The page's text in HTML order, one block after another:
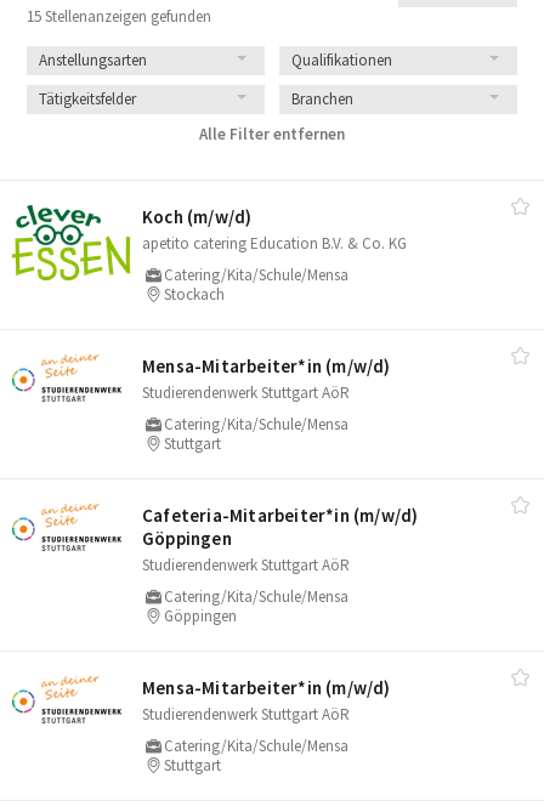
15 Stellenanzeigen gefunden
Anstellungsarten
Qualifikationen
Tätigkeitsfelder
Branchen
Alle Filter entfernen
Koch (m/​w/​d)
apetito catering Education B.V. & Co. KG
Catering/Kita/Schule/Mensa
Stockach
Mensa-Mitarbeiter*in (m/​w/​d)
Studierendenwerk Stuttgart AöR
Catering/Kita/Schule/Mensa
Stuttgart
Cafeteria-Mitarbeiter*in (m/​w/​d)
Göppingen
Studierendenwerk Stuttgart AöR
Catering/Kita/Schule/Mensa
Göppingen
Mensa-Mitarbeiter*in (m/​w/​d)
Studierendenwerk Stuttgart AöR
Catering/Kita/Schule/Mensa
Stuttgart